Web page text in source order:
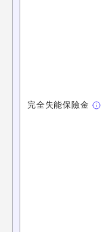
完全失能保險金